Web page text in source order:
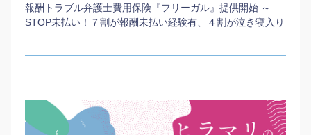
報酬トラブル弁護士費用保険『フリーガル』提供開始 ～
STOP未払い！７割が報酬未払い経験有、４割が泣き寝入り